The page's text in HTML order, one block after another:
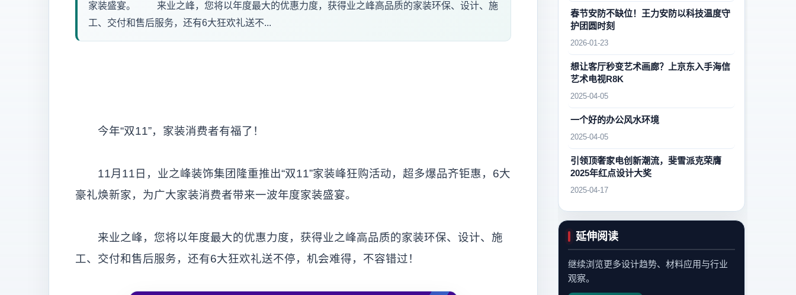
家装盛宴。 来业之峰，您将以年度最大的优惠力度，获得业之峰高品质的家装环保、设计、施
工、交付和售后服务，还有6大狂欢礼送不...
今年“双11”，家装消费者有福了！
11月11日，业之峰装饰集团隆重推出“双11”家装峰狂购活动，超多爆品齐钜惠，6大
豪礼焕新家，为广大家装消费者带来一波年度家装盛宴。
来业之峰，您将以年度最大的优惠力度，获得业之峰高品质的家装环保、设计、施
工、交付和售后服务，还有6大狂欢礼送不停，机会难得，不容错过！
春节安防不缺位！王力安防以科技温度守
护团圆时刻
2026-01-23
想让客厅秒变艺术画廊？上京东入手海信
艺术电视R8K
2025-04-05
一个好的办公风水环境
2025-04-05
引领顶奢家电创新潮流，斐雪派克荣膺
2025年红点设计大奖
2025-04-17
延伸阅读
继续浏览更多设计趋势、材料应用与行业
观察。